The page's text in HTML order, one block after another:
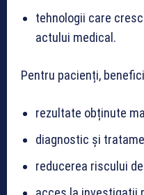
tehnologii care
actului medical.
Pentru pacienți,
rezultate obținute
diagnostic și
reducerea riscului